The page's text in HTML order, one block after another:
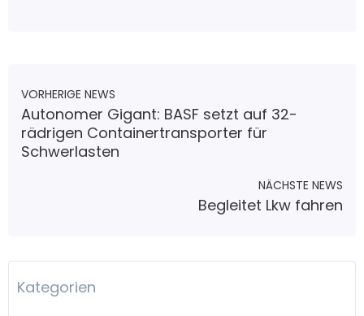
VORHERIGE NEWS
Autonomer Gigant: BASF setzt auf 32-
rädrigen Containertransporter für
Schwerlasten
NÄCHSTE NEWS
Begleitet Lkw fahren
Kategorien